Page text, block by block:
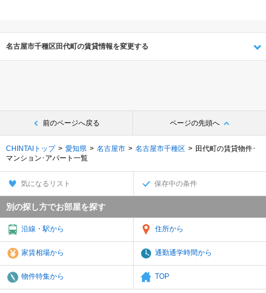
名古屋市千種区田代町の賃貸情報を変更する
前のページへ戻る ページの先頭へ
CHINTAIトップ 愛知県 名古屋市 名古屋市千種区
田代町の賃貸物件･
マンション･アパート一覧
気になるリスト 保存中の条件
別の探し方でお部屋を探す
沿線・駅から 住所から
家賃相場から 通勤通学時間から
物件特集から TOP